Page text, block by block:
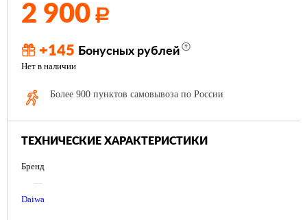
2 900 Р
+145 Бонусных рублей
Нет в наличии
Более 900 пунктов самовывоза по России
ТЕХНИЧЕСКИЕ ХАРАКТЕРИСТИКИ
Бренд
—
Daiwa